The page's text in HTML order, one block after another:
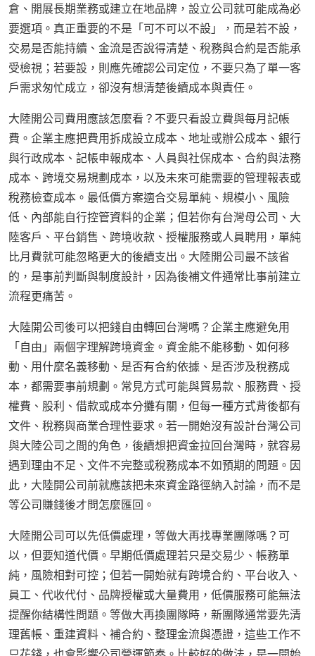
倉、開展長期業務或建立在地品牌，設立公司就可能成為必
要選項。真正重要的不是「可不可以不設」，而是若不設，
交易是否能持續、金流是否說得清楚、稅務與合約是否能承
受檢視；若要設，則應先確認公司定位，不要只為了單一客
戶需求匆忙成立，卻沒有想清楚後續成本與責任。
大陸開公司費用應該怎麼看？不要只看設立費與每月記帳
費。企業主應把費用拆成設立成本、地址或辦公成本、銀行
與行政成本、記帳申報成本、人員與社保成本、合約與法務
成本、跨境交易規劃成本，以及未來可能需要的管理報表或
稅務檢查成本。最低價方案適合交易單純、規模小、風險
低、內部能自行控管資料的企業；但若你有台灣母公司、大
陸客戶、平台銷售、跨境收款、授權服務或人員聘用，單純
比月費就可能忽略更大的後續支出。大陸開公司最不該省
的，是事前判斷與制度設計，因為後補文件通常比事前建立
流程更痛苦。
大陸開公司後可以把錢自由轉回台灣嗎？企業主應避免用
「自由」兩個字理解跨境資金。資金能不能移動、如何移
動、用什麼名義移動、是否有合約依據、是否涉及稅務成
本，都需要事前規劃。常見方式可能與貿易款、服務費、授
權費、股利、借款或成本分攤有關，但每一種方式背後都有
文件、稅務與商業合理性要求。若一開始沒有設計台灣公司
與大陸公司之間的角色，後續想把資金拉回台灣時，就容易
遇到理由不足、文件不完整或稅務成本不如預期的問題。因
此，大陸開公司前就應該把未來資金路徑納入討論，而不是
等公司賺錢後才問怎麼匯回。
大陸開公司可以先低價處理，等做大再找專業團隊嗎？可
以，但要知道代價。早期低價處理若只是交易少、帳務單
純，風險相對可控；但若一開始就有跨境合約、平台收入、
員工、代收代付、品牌授權或大量費用，低價服務可能無法
提醒你結構性問題。等做大再換團隊時，新團隊通常要先清
理舊帳、重建資料、補合約、整理金流與憑證，這些工作不